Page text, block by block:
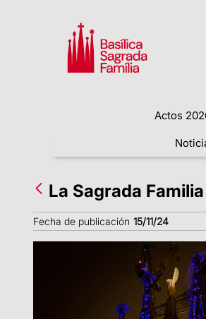
Actos
La Sagrada
Fecha de publicación 15/11/24